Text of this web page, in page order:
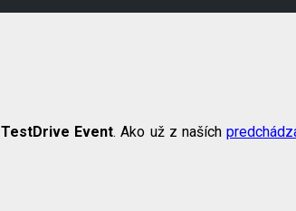
TestDrive Event. Ako už z naších